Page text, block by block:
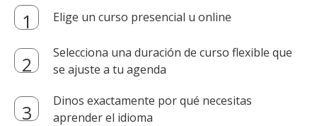
Elige un curso presencial u online
Selecciona una duración de curso flexible que
se ajuste a tu agenda
Dinos exactamente por qué necesitas
aprender el idioma